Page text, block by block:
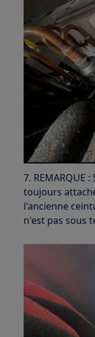
7. REMARQUE
toujours
l'ancienne
n'est pas sous